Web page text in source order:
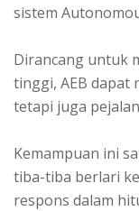
sistem
Dirancang untuk
tinggi, AEB dapat
tetapi juga
Kemampuan ini
tiba-tiba berlari
respons dalam